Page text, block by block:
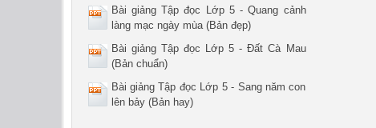
Bài giảng Tập đọc Lớp 5 - Quang cảnh
làng mạc ngày mùa (Bản đẹp)
Bài giảng Tập đọc Lớp 5 - Đất Cà Mau
(Bản chuẩn)
Bài giảng Tập đọc Lớp 5 - Sang năm con
lên bảy (Bản hay)